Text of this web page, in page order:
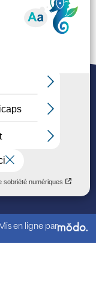
Mis en ligne par